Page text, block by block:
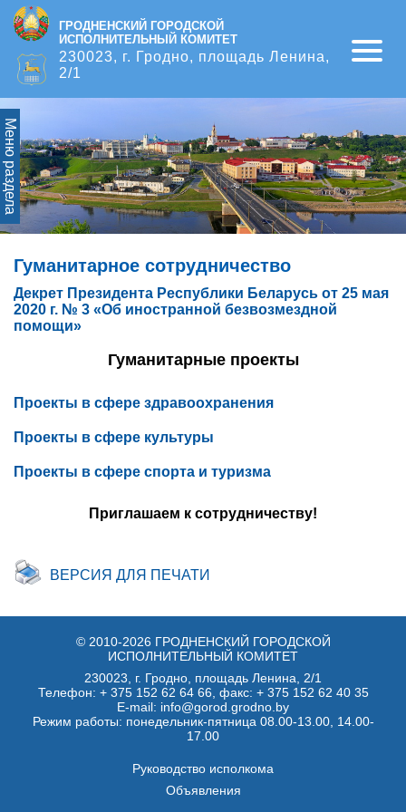
ГРОДНЕНСКИЙ ГОРОДСКОЙ
ИСПОЛНИТЕЛЬНЫЙ КОМИТЕТ
230023, г. Гродно, площадь Ленина,
2/1
Open
Меню раздела
Гуманитарное сотрудничество
Декрет Президента Республики Беларусь от 25 мая
2020 г. № 3 «Об иностранной безвозмездной
помощи»
Гуманитарные проекты
Проекты в сфере здравоохранения
Проекты в сфере культуры
Проекты в сфере спорта и туризма
Приглашаем к сотрудничеству!
ВЕРСИЯ ДЛЯ ПЕЧАТИ
© 2010-2026 ГРОДНЕНСКИЙ ГОРОДСКОЙ
ИСПОЛНИТЕЛЬНЫЙ КОМИТЕТ
230023, г. Гродно, площадь Ленина, 2/1
Телефон: + 375 152 62 64 66 , факс: + 375 152 62 40 35
E-mail: info@gorod.grodno.by
Режим работы: понедельник-пятница 08.00-13.00, 14.00-
17.00
Руководство исполкома
Объявления